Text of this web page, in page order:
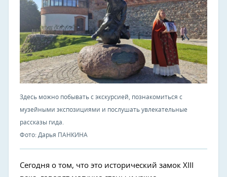
Здесь можно побывать с экскурсией, познакомиться с
музейными экспозициями и послушать увлекательные
рассказы гида.
Фото: Дарья ПАНКИНА
Сегодня о том, что это исторический замок XIII